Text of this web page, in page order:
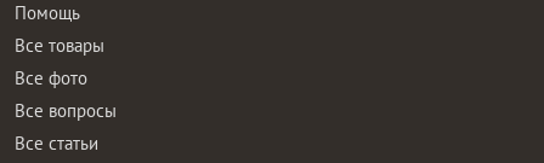
Помощь
Все товары
Все фото
Все вопросы
Все статьи